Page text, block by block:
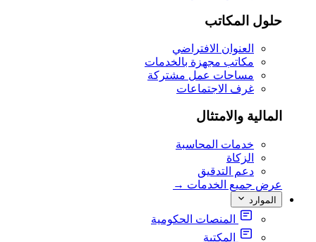
حلول المكاتب
العنوان الافتراضي
مكاتب مجهزة بالخدمات
مساحات عمل مشتركة
غرف الاجتماعات
المالية والامتثال
خدمات المحاسبة
الزكاة
دعم التدقيق
عرض جميع الخدمات →
الموارد
المنصات الحكومية
المكتبة